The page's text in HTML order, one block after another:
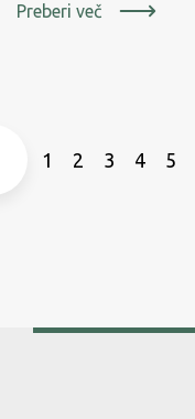
Preberi več
1 2 3 4 5